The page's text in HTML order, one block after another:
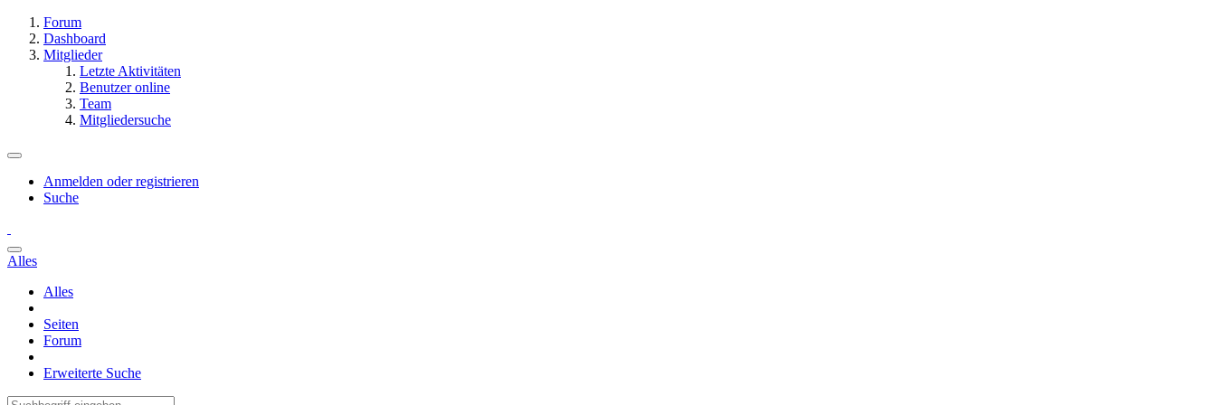
Forum
Dashboard
Mitglieder
Letzte Aktivitäten
Benutzer online
Team
Mitgliedersuche
Anmelden oder registrieren
Suche
Alles
Alles
Seiten
Forum
Erweiterte Suche